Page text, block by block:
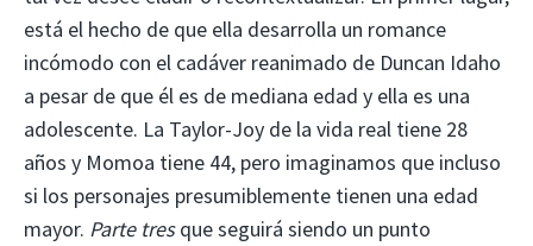
está el hecho de que ella desarrolla un romance
incómodo con el cadáver reanimado de Duncan Idaho
a pesar de que él es de mediana edad y ella es una
adolescente. La Taylor-Joy de la vida real tiene 28
años y Momoa tiene 44, pero imaginamos que incluso
si los personajes presumiblemente tienen una edad
mayor. Parte tresque seguirá siendo un punto